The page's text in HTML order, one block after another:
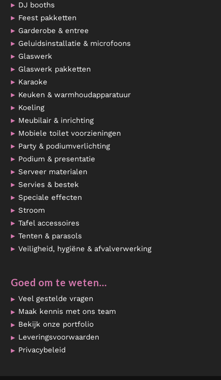
DJ booths
Feest pakketten
Garderobe & entree
Geluidsinstallatie & microfoons
Glaswerk
Glaswerk pakketten
Karaoke
Keuken & warmhoudapparatuur
Koeling
Meubilair & inrichting
Mobiele toilet voorzieningen
Party & podiumverlichting
Podium & presentatie
Serveer materialen
Servies & bestek
Speciale effecten
Stroom
Tafel accessoires
Tenten & parasols
Veiligheid, hygiëne & afvalverwerking
Goed om te weten…
Veel gestelde vragen
Maak kennis met ons team
Bekijk onze portfolio
Leveringsvoorwaarden
Privacybeleid